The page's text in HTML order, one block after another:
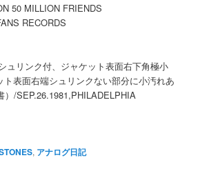
50 MILLION FRIENDS
RECORDS
リンク付、ジャケット表面右下角極小
表面右端シュリンクない部分に小汚れあ
）/SEP.26.1981,PHILADELPHIA
, アナログ日記